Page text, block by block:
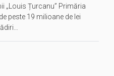
„Louis Țurcanu” Primăria
peste 19 milioane de lei